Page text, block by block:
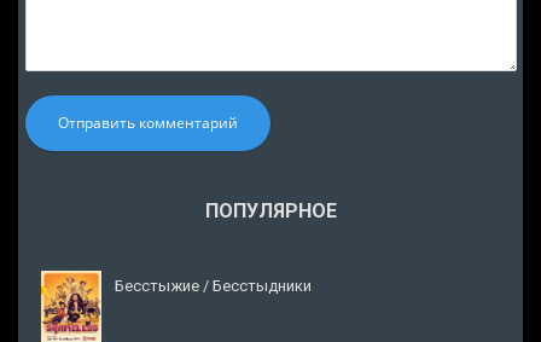
Отправить комментарий
ПОПУЛЯРНОЕ
Бесстыжие / Бесстыдники